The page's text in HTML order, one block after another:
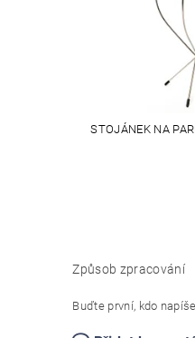
STOJÁNEK NA
Způsob zpracování
Buďte první, kdo